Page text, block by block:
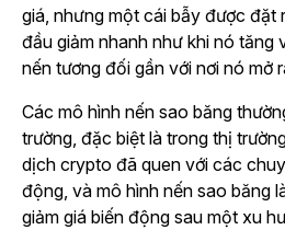
giá, nhưng một cái bẫy được đặt
đầu giảm nhanh như khi nó
nến tương đối gần với nơi nó mở
Các mô hình nến sao băng
trường, đặc biệt là trong thị
dịch crypto đã quen với các
động, và mô hình nến sao băng
giảm giá biến động sau một xu